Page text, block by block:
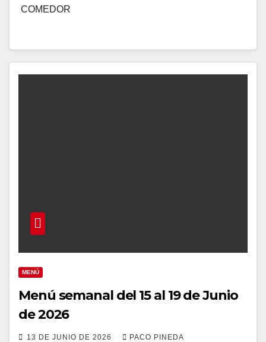
COMEDOR
MENÚ
Menú semanal del 15 al 19 de Junio
de 2026
13 DE JUNIO DE 2026 PACO PINEDA